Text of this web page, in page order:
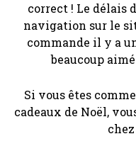
correct ! Le délais
navigation sur le
commande il y a
beaucoup
Si vous êtes
cadeaux de Noël,